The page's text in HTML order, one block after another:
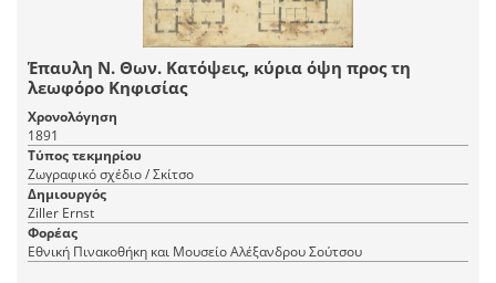
Έπαυλη Ν. Θων. Κατόψεις, κύρια όψη προς τη
λεωφόρο Κηφισίας
Χρονολόγηση
1891
Τύπος τεκμηρίου
Ζωγραφικό σχέδιο / Σκίτσο
Δημιουργός
Ziller Ernst
Φορέας
Εθνική Πινακοθήκη και Μουσείο Αλέξανδρου Σούτσου